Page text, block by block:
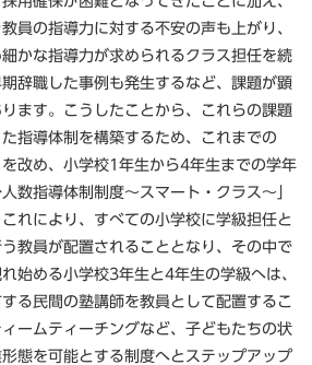
員の指導力に対する不安の声も上がり、
かな指導力が求められるクラス担任を続
辞職した事例も発生するなど、課題が顕
ます。こうしたことから、これらの課題
指導体制を構築するため、これまでの
を改め、小学校1年生から4年生までの学年
数指導体制制度～スマート・クラス～」
れにより、すべての小学校に学級担任と
教員が配置されることとなり、その中で
始める小学校3年生と4年生の学級へは、
る民間の塾講師を教員として配置するこ
ームティーチングなど、子どもたちの状
態を可能とする制度へとステップアップ